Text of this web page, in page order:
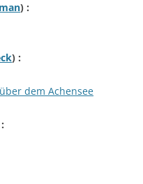
) :
) :
dem Achensee